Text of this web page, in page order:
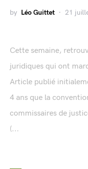
by Léo Guittet 21
Cette semaine,
juridiques qui ont
Article publié
4 ans que la
commissaires de
(...